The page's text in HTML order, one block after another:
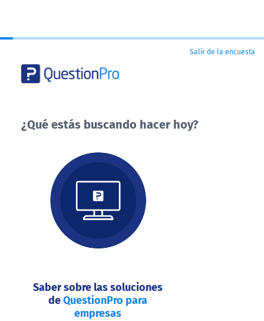
Salir de la encuesta
¿Qué estás buscando hacer hoy?
buscando
hacer
Saber sobre las soluciones
deQuestionPro para
empresas